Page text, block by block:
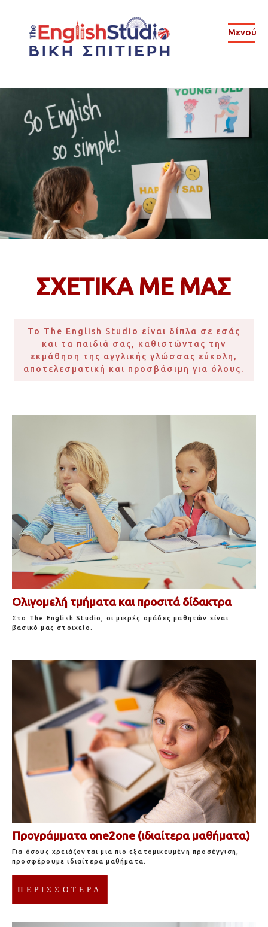
Μενού
ΣΧΕΤΙΚΑ ΜΕ ΜΑΣ
Το The English Studio είναι δίπλα σε εσάς
και τα παιδιά σας, καθιστώντας την
εκμάθηση της αγγλικής γλώσσας εύκολη,
αποτελεσματική και προσβάσιμη για όλους.
Ολιγομελή τμήματα και προσιτά δίδακτρα
Στο The English Studio, οι μικρές ομάδες μαθητών είναι
βασικό μας στοιχείο.
Προγράμματα one2one (ιδιαίτερα μαθήματα)
Για όσους χρειάζονται μια πιο εξατομικευμένη προσέγγιση,
προσφέρουμε ιδιαίτερα μαθήματα.
ΠΕΡΙΣΣΟΤΕΡΑ